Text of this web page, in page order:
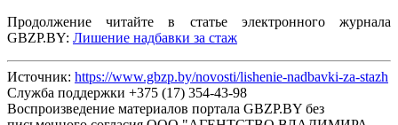
Продолжение читайте в статье электронного журнала
GBZP.BY: Лишение надбавки за стаж
Источник: https://www.gbzp.by/novosti/lishenie-nadbavki-za-stazh
Служба поддержки +375 (17) 354-43-98
Воспроизведение материалов портала GBZP.BY без